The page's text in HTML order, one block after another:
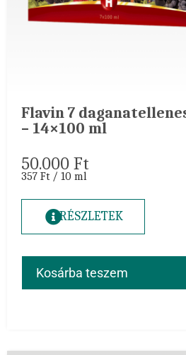
Flavin 7
– 14×100 ml
50.000 Ft
357 Ft / 10 ml
RÉSZLETEK
Kosárba teszem